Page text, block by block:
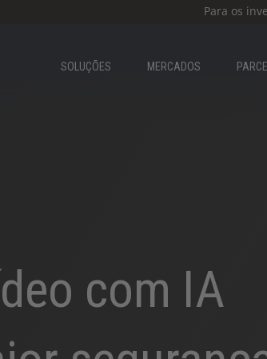
Para os
SOLUÇÕES MERCADOS
com IA